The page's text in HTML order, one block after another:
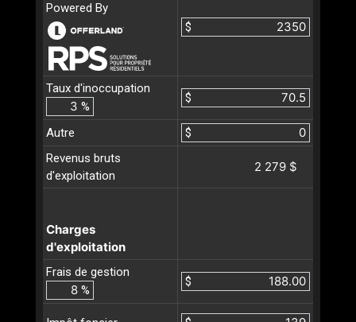
Powered By
$
Taux d'inoccupation
%
$
Autre
$
Revenus bruts
d'exploitation
2 279 $
Charges
d'exploitation
Frais de gestion
%
$